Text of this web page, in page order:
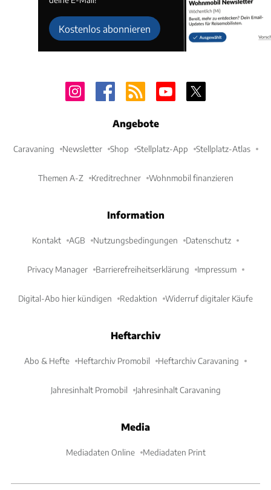
Kostenlos abonnieren
Angebote
Caravaning Newsletter Shop Stellplatz-App Stellplatz-Atlas
Themen A-Z Kreditrechner Wohnmobil finanzieren
Information
Kontakt AGB Nutzungsbedingungen Datenschutz
Privacy Manager Barrierefreiheitserklärung Impressum
Digital-Abo hier kündigen Redaktion Widerruf digitaler Käufe
Heftarchiv
Abo & Hefte Heftarchiv Promobil Heftarchiv Caravaning
Jahresinhalt Promobil Jahresinhalt Caravaning
Media
Mediadaten Online Mediadaten Print